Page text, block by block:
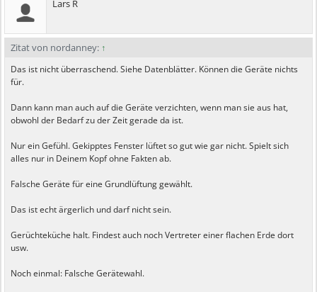
Lars R
Zitat von nordanney: ↑
Das ist nicht überraschend. Siehe Datenblätter. Können die Geräte nichts
für.
Dann kann man auch auf die Geräte verzichten, wenn man sie aus hat,
obwohl der Bedarf zu der Zeit gerade da ist.
Nur ein Gefühl. Gekipptes Fenster lüftet so gut wie gar nicht. Spielt sich
alles nur in Deinem Kopf ohne Fakten ab.
Falsche Geräte für eine Grundlüftung gewählt.
Das ist echt ärgerlich und darf nicht sein.
Gerüchteküche halt. Findest auch noch Vertreter einer flachen Erde dort
usw.
Noch einmal: Falsche Gerätewahl.